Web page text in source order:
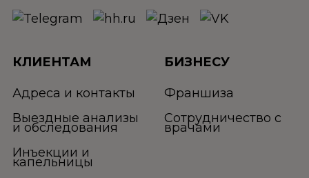
КЛИЕНТАМ
Адреса и контакты
Выездные анализы
и обследования
Инъекции и
капельницы
БИЗНЕСУ
Франшиза
Сотрудничество с
врачами